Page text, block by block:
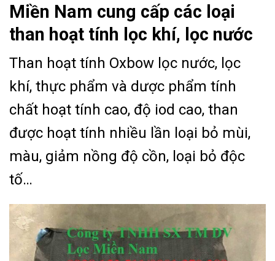
Miền Nam cung cấp các loại
than hoạt tính lọc khí, lọc nước
Than hoạt tính Oxbow lọc nước, lọc
khí, thực phẩm và dược phẩm tính
chất hoạt tính cao, độ iod cao, than
được hoạt tính nhiều lần loại bỏ mùi,
màu, giảm nồng độ cồn, loại bỏ độc
tố…